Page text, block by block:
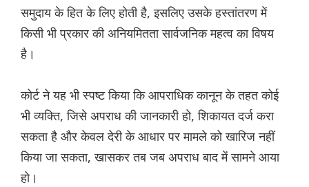
समुदाय के हित के लिए होती है, इसलिए उसके हस्तांतरण में
किसी भी प्रकार की अनियमितता सार्वजनिक महत्व का विषय
है।
कोर्ट ने यह भी स्पष्ट किया कि आपराधिक कानून के तहत कोई
भी व्यक्ति, जिसे अपराध की जानकारी हो, शिकायत दर्ज करा
सकता है और केवल देरी के आधार पर मामले को खारिज नहीं
किया जा सकता, खासकर तब जब अपराध बाद में सामने आया
हो।